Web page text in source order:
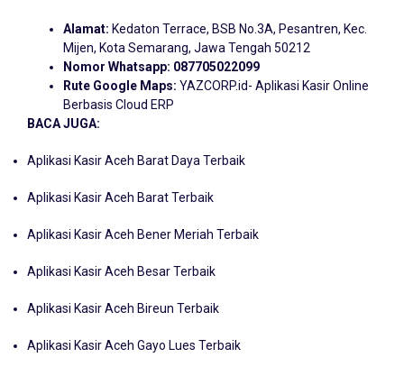
Alamat: Kedaton Terrace, BSB No.3A, Pesantren, Kec.
Mijen, Kota Semarang, Jawa Tengah 50212
Nomor Whatsapp: 087705022099
Rute Google Maps: YAZCORP.id- Aplikasi Kasir Online
Berbasis Cloud ERP
BACA JUGA:
Aplikasi Kasir Aceh Barat Daya Terbaik
Aplikasi Kasir Aceh Barat Terbaik
Aplikasi Kasir Aceh Bener Meriah Terbaik
Aplikasi Kasir Aceh Besar Terbaik
Aplikasi Kasir Aceh Bireun Terbaik
Aplikasi Kasir Aceh Gayo Lues Terbaik